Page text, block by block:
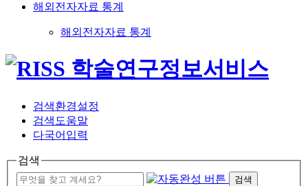
해외전자자료 통계
해외전자자료 통계
검색환경설정
검색도움말
다국어입력
검색
검색